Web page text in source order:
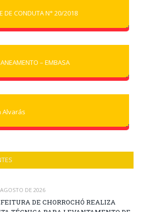
DE CONDUTA N° 20/2018
– EMBASA
Alvarás
DE 2026
DE CHORROCHÓ REALIZA